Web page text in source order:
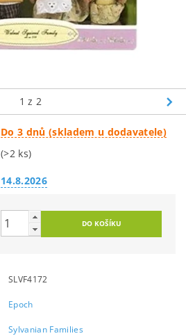
1 z 2
Do 3 dnů (skladem u dodavatele)
(>2 ks)
14.8.2026
SLVF4172
Epoch
Sylvanian Families